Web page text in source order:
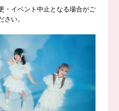
・イベント中止となる場合がご
さい。